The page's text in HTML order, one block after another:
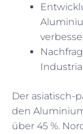
Der asiatisch-
den
über 45 %.